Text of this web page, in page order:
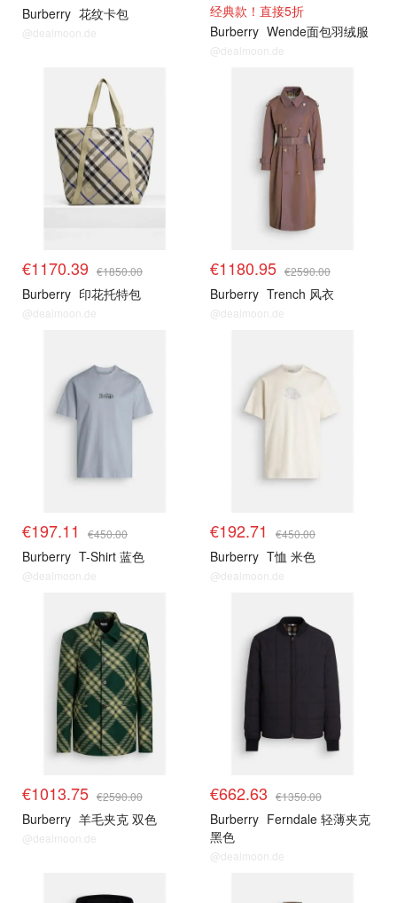
Burberry 花纹卡包
@dealmoon.de
经典款！直接5折
Burberry Wende面包羽绒服
@dealmoon.de
€1170.39 €1850.00
Burberry 印花托特包
@dealmoon.de
€1180.95 €2590.00
Burberry Trench 风衣
@dealmoon.de
€197.11 €450.00
Burberry T-Shirt 蓝色
@dealmoon.de
€192.71 €450.00
Burberry T恤 米色
@dealmoon.de
€1013.75 €2590.00
Burberry 羊毛夹克 双色
@dealmoon.de
€662.63 €1350.00
Burberry Ferndale 轻薄夹克
黑色
@dealmoon.de